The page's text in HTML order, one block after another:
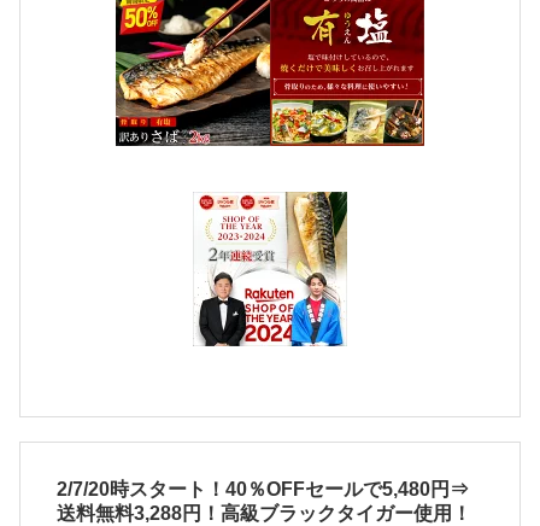
2/7/20時スタート！40％OFFセールで5,480円⇒
送料無料3,288円！高級ブラックタイガー使用！